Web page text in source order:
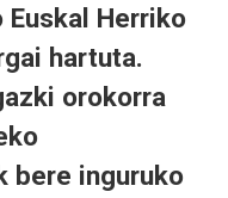
Euskal Herriko
hartuta.
orokorra
bere inguruko